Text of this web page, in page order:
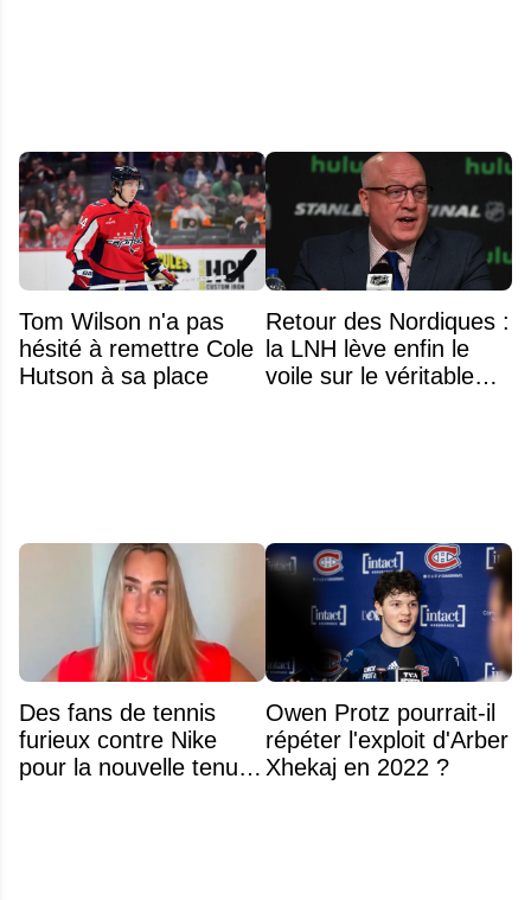
Tom Wilson n'a pas
hésité à remettre Cole
Hutson à sa place
Retour des Nordiques :
la LNH lève enfin le
voile sur le véritable
Des fans de tennis
furieux contre Nike
pour la nouvelle tenue
Owen Protz pourrait-il
répéter l'exploit d'Arber
Xhekaj en 2022 ?